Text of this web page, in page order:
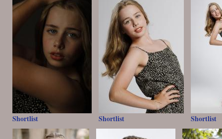
Shortlist Shortlist Shortlist